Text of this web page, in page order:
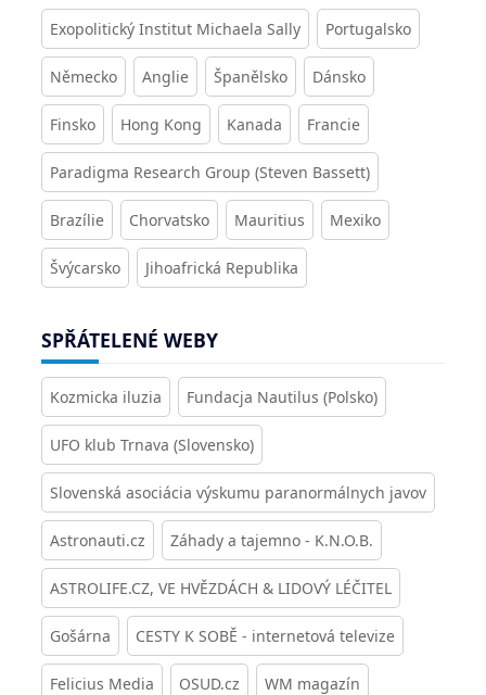
Exopolitický Institut Michaela Sally Portugalsko
Německo Anglie Španělsko Dánsko
Finsko Hong Kong Kanada Francie
Paradigma Research Group (Steven Bassett)
Brazílie Chorvatsko Mauritius Mexiko
Švýcarsko Jihoafrická Republika
SPŘÁTELENÉ WEBY
Kozmicka iluzia Fundacja Nautilus (Polsko)
UFO klub Trnava (Slovensko)
Slovenská asociácia výskumu paranormálnych javov
Astronauti.cz Záhady a tajemno - K.N.O.B.
ASTROLIFE.CZ, VE HVĚZDÁCH & LIDOVÝ LÉČITEL
Gošárna CESTY K SOBĚ - internetová televize
Felicius Media OSUD.cz WM magazín